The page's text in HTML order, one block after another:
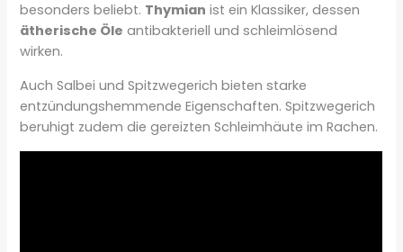
besonders beliebt. Thymian ist ein Klassiker, dessen
ätherische Öle antibakteriell und schleimlösend
wirken.
Auch Salbei und Spitzwegerich bieten starke
entzündungshemmende Eigenschaften. Spitzwegerich
beruhigt zudem die gereizten Schleimhäute im Rachen.